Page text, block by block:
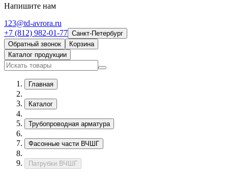
Напишите нам
123@td-avrora.ru
+7 (812) 982-01-77 Санкт-Петербург
Обратный звонок
Корзина
Каталог продукции
Главная
Каталог
Трубопроводная арматура
Фасонные части ВЧШГ
Патрубки ВЧШГ